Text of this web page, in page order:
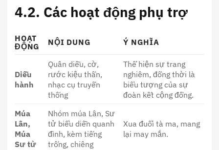
4.2. Các hoạt động phụ trợ
HOẠT
ĐỘNG
NỘI DUNG Ý NGHĨA
Diễu
hành
Quân diễu, cờ,
rước kiệu thần,
nhạc cụ truyền
thống
Thể hiện sự trang
nghiêm, đồng thời là
biểu tượng của sự
đoàn kết cộng đồng.
Múa
Lân,
Múa
Sư tử
Nhóm múa Lân, Sư
tử biểu diễn quanh
đình, kèm tiếng
trống, chiêng
Xua đuổi tà ma, mang
lại may mắn.